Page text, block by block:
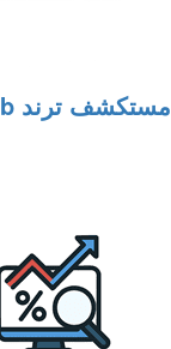
مستكشف ترند GitHub